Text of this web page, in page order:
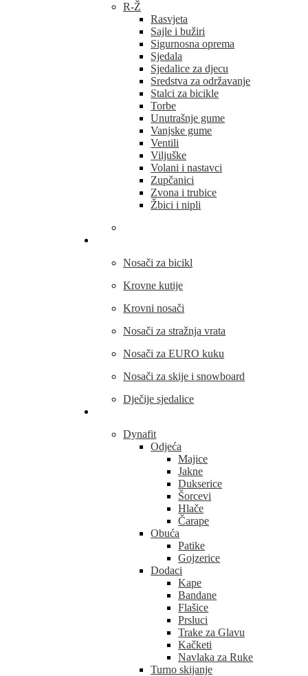
R-Ž
Rasvjeta
Sajle i bužiri
Sigurnosna oprema
Sjedala
Sjedalice za djecu
Sredstva za održavanje
Stalci za bicikle
Torbe
Unutrašnje gume
Vanjske gume
Ventili
Viljuške
Volani i nastavci
Zupčanici
Zvona i trubice
Žbici i nipli
Nosači za bicikl
Krovne kutije
Krovni nosači
Nosači za stražnja vrata
Nosači za EURO kuku
Nosači za skije i snowboard
Dječije sjedalice
Dynafit
Odjeća
Majice
Jakne
Dukserice
Šorcevi
Hlače
Čarape
Obuća
Patike
Gojzerice
Dodaci
Kape
Bandane
Flašice
Prsluci
Trake za Glavu
Kačketi
Navlaka za Ruke
Turno skijanje